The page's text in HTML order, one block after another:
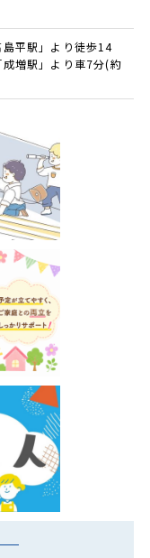
平駅」より徒歩14
増駅」より車7分(約